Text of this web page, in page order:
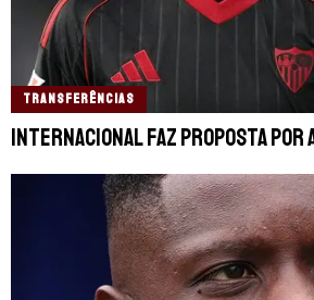
TRANSFERÊNCIAS
Internacional faz proposta por